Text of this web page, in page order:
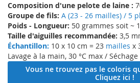
Composition d'une pelote de laine :
Groupe de fils: A (23 - 26 mailles) / 5
Poids - Longueur: 50 grammes soit ~
Taille d'aiguilles recommandée: 3,5
Échantillon: 10 x 10 cm = 23 mailles x
Lavage à la main, 30 °C max /
Vous ne trouvez pas le coloris
Cliquez ici !
gallery